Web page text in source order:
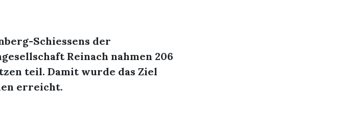
Schiessens der
Reinach nahmen 206
teil. Damit wurde das Ziel
erreicht.